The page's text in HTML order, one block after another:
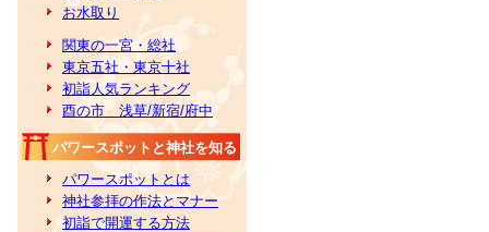
お水取り
関東の一宮・総社
東京五社・東京十社
初詣人気ランキング
酉の市 浅草/新宿/府中
パワースポットと神社を知る
パワースポットとは
神社参拝の作法とマナー
初詣で開運する方法